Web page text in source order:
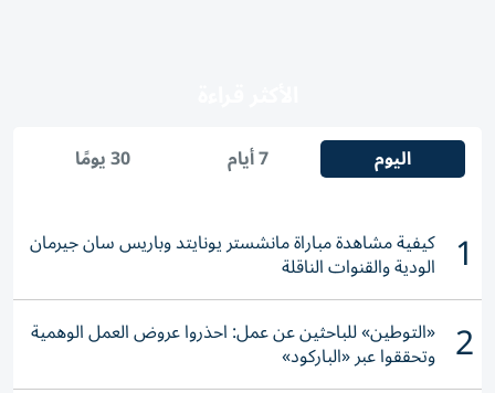
اليوم 7 أيام 30 يومًا
1 كيفية مشاهدة مباراة مانشستر يونايتد وباريس سان جيرمان
الودية والقنوات الناقلة
2 «التوطين» للباحثين عن عمل: احذروا عروض العمل الوهمية
وتحققوا عبر «الباركود»